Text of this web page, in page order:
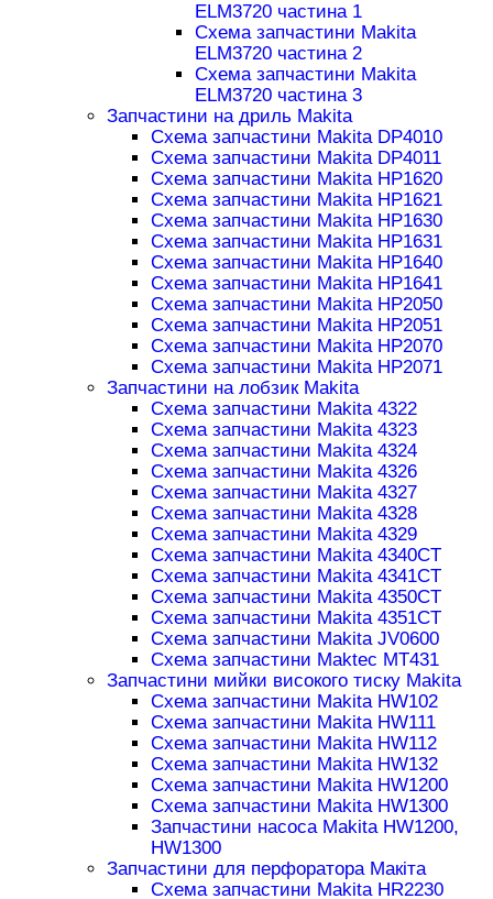
ELM3720 частина 1
Схема запчастини Makita
ELM3720 частина 2
Схема запчастини Makita
ELM3720 частина 3
Запчастини на дриль Makita
Схема запчастини Makita DP4010
Схема запчастини Makita DP4011
Схема запчастини Makita HP1620
Схема запчастини Makita HP1621
Схема запчастини Makita HP1630
Схема запчастини Makita HP1631
Схема запчастини Makita HP1640
Схема запчастини Makita HP1641
Схема запчастини Makita HP2050
Схема запчастини Makita HP2051
Схема запчастини Makita HP2070
Схема запчастини Makita HP2071
Запчастини на лобзик Makita
Схема запчастини Makita 4322
Схема запчастини Makita 4323
Схема запчастини Makita 4324
Схема запчастини Makita 4326
Схема запчастини Makita 4327
Схема запчастини Makita 4328
Схема запчастини Makita 4329
Схема запчастини Makita 4340CT
Схема запчастини Makita 4341CT
Схема запчастини Makita 4350CT
Схема запчастини Makita 4351CT
Схема запчастини Makita JV0600
Схема запчастини Maktec MT431
Запчастини мийки високого тиску Makita
Схема запчастини Makita HW102
Схема запчастини Makita HW111
Схема запчастини Makita HW112
Схема запчастини Makita HW132
Схема запчастини Makita HW1200
Схема запчастини Makita HW1300
Запчастини насоса Makita HW1200,
HW1300
Запчастини для перфоратора Макіта
Схема запчастини Makita HR2230